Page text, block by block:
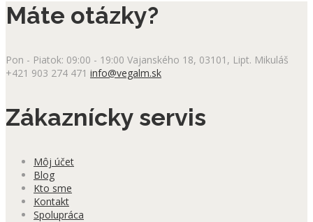
Máte otázky?
Pon - Piatok: 09:00 - 19:00 Vajanského 18, 03101, Lipt. Mikuláš
+421 903 274 471 info@vegalm.sk
Zákaznícky servis
Môj účet
Blog
Kto sme
Kontakt
Spolupráca